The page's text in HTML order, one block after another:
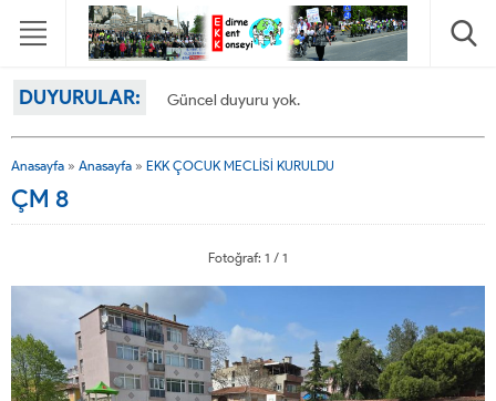
DUYURULAR: Güncel duyuru yok.
Anasayfa » Anasayfa » EKK ÇOCUK MECLİSİ KURULDU
ÇM 8
Fotoğraf: 1 / 1